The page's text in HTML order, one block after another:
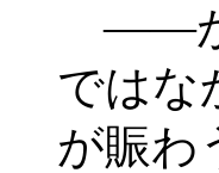
――が
ではな
が賑わ